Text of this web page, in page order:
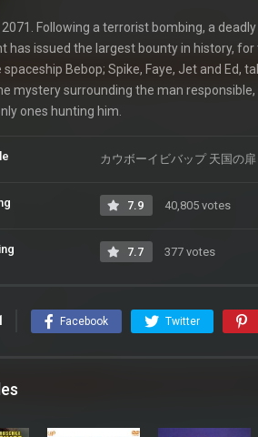
Following a terrorist bombing, a
has issued the largest bounty in history,
Bebop; Spike, Faye, Jet and Ed,
mystery surrounding the man
ones hunting him.
カウボーイビバップ 天国の扉
7.9 40,805 votes
7.7 377 votes
Facebook Twitter